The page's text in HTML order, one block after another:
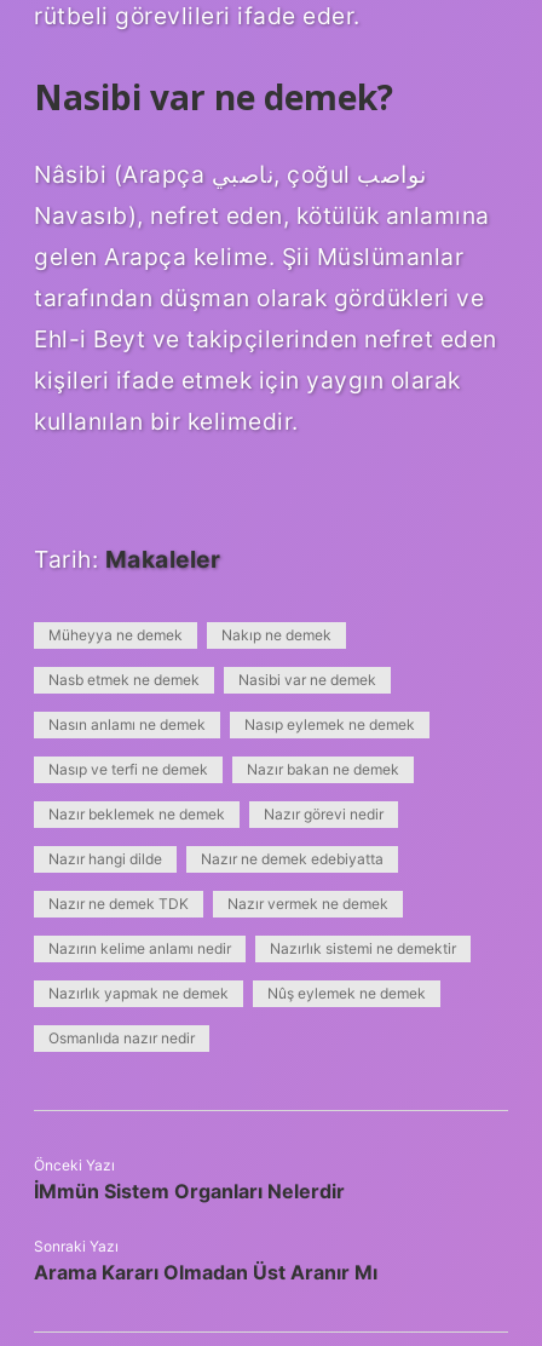
rütbeli görevlileri ifade eder.
Nasibi var ne demek?
Nâsibi (Arapça ناصبي, çoğul نواصب
Navasıb), nefret eden, kötülük anlamına
gelen Arapça kelime. Şii Müslümanlar
tarafından düşman olarak gördükleri ve
Ehl-i Beyt ve takipçilerinden nefret eden
kişileri ifade etmek için yaygın olarak
kullanılan bir kelimedir.
Tarih: Makaleler
Müheyya ne demek Nakıp ne demek
Nasb etmek ne demek Nasibi var ne demek
Nasın anlamı ne demek Nasıp eylemek ne demek
Nasıp ve terfi ne demek Nazır bakan ne demek
Nazır beklemek ne demek Nazır görevi nedir
Nazır hangi dilde Nazır ne demek edebiyatta
Nazır ne demek TDK Nazır vermek ne demek
Nazırın kelime anlamı nedir Nazırlık sistemi ne demektir
Nazırlık yapmak ne demek Nûş eylemek ne demek
Osmanlıda nazır nedir
Önceki Yazı
İMmün Sistem Organları Nelerdir
Sonraki Yazı
Arama Kararı Olmadan Üst Aranır Mı